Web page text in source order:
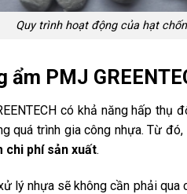
Quy trình hoạt động của hạt
PMJ
có khả năng hấp
quá trình gia công nhựa. Từ đó,
chi phí sản xuất.
lý nhựa sẽ không cần phải